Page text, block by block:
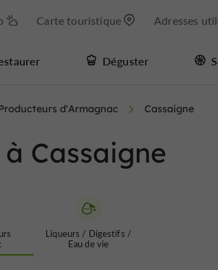
Carte touristique Adresses
Déguster
d'Armagnac Cassaigne
Cassaigne
Liqueurs / Digestifs /
Eau de vie